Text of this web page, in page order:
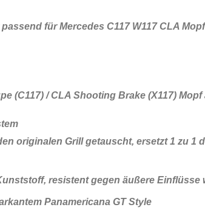
für Mercedes C117 W117 CLA Mopf
(C117) / CLA Shooting Brake (X117) Mopf
originalen Grill getauscht, ersetzt 1 zu 1
resistent gegen äußere Einflüsse
Panamericana GT Style